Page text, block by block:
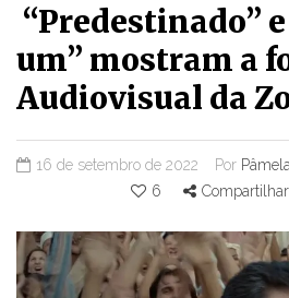
“Predestinado”
um” mostram a
Audiovisual da
16 de setembro de 2022 Por
6
Compartilhar